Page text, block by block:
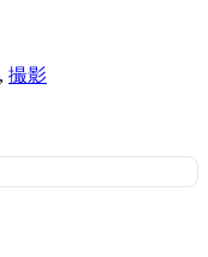
, 撮影